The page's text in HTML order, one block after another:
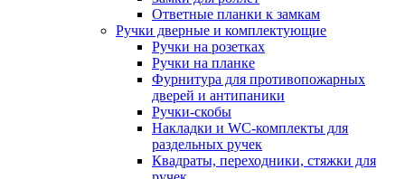
Ответные планки к замкам
Ручки дверные и комплектующие
Ручки на розетках
Ручки на планке
Фурнитура для противопожарных
дверей и антипаники
Ручки-скобы
Накладки и WC-комплекты для
раздельных ручек
Квадраты, переходники, стяжки для